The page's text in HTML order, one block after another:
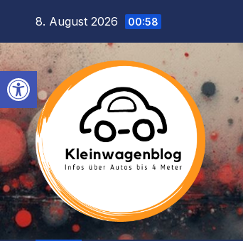
Werkzeugleiste öffnen
springen
springen
8. August 2026 00:58